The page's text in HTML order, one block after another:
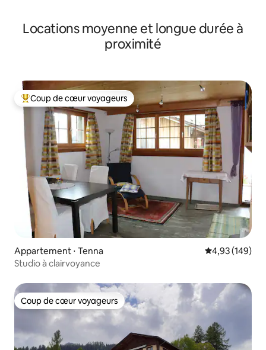
Locations moyenne et longue durée à
proximité
Coups de cœur voyageurs les plus appréciés
Coup de cœur voyageurs
Appartement ⋅ Tenna Évaluation
4,93 (149)
Studio à clairvoyance
Coup de cœur voyageurs
Coup de cœur voyageurs